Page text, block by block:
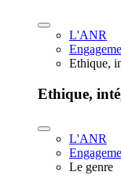
L'ANR
Ethique,
Ethique,
L'ANR
Le genre